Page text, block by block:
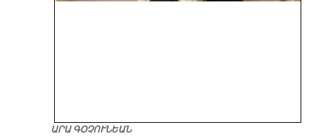
ԱՐԱ ԳՕՉՈՒՆԵԱՆ